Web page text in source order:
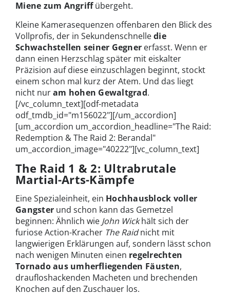
Miene zum Angriffübergeht.
Kleine Kamerasequenzen offenbaren den Blick des
Vollprofis, der in Sekundenschnelledie
Schwachstellen seiner Gegner erfasst. Wenn er
dann einen Herzschlag später mit eiskalter
Präzision auf diese einzuschlagen beginnt, stockt
einem schon mal kurz der Atem. Und das liegt
nicht nuram hohen Gewaltgrad.
[/vc_column_text][odf-metadata
odf_tmdb_id="m156022"][/um_accordion]
[um_accordion um_accordion_headline="The Raid:
Redemption & The Raid 2: Berandal"
um_accordion_image="40222"][vc_column_text]
The Raid 1 & 2: Ultrabrutale
Martial-Arts-Kämpfe
Eine Spezialeinheit, ein Hochhausblock voller
Gangster und schon kann das Gemetzel
beginnen: Ähnlich wie John Wickhält sich der
furiose Action-Kracher The Raidnicht mit
langwierigen Erklärungen auf, sondern lässt schon
nach wenigen Minuten einen regelrechten
Tornado aus umherfliegenden Fäusten,
draufloshackenden Macheten und brechenden
Knochen auf den Zuschauer los.